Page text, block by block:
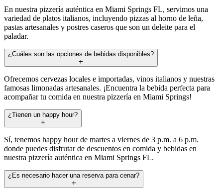
En nuestra pizzería auténtica en Miami Springs FL, servimos una
variedad de platos italianos, incluyendo pizzas al horno de leña,
pastas artesanales y postres caseros que son un deleite para el
paladar.
¿Cuáles son las opciones de bebidas disponibles?
Ofrecemos cervezas locales e importadas, vinos italianos y nuestras
famosas limonadas artesanales. ¡Encuentra la bebida perfecta para
acompañar tu comida en nuestra pizzería en Miami Springs!
¿Tienen un happy hour?
Sí, tenemos happy hour de martes a viernes de 3 p.m. a 6 p.m.
donde puedes disfrutar de descuentos en comida y bebidas en
nuestra pizzería auténtica en Miami Springs FL.
¿Es necesario hacer una reserva para cenar?